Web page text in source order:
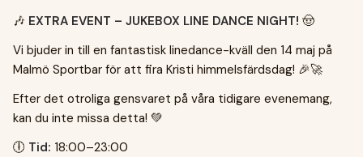
🎶 EXTRA EVENT – JUKEBOX LINE DANCE NIGHT! 🤠
Vi bjuder in till en fantastisk linedance-kväll den 14 maj på
Malmö Sportbar för att fira Kristi himmelsfärdsdag! 🎉🚀
Efter det otroliga gensvaret på våra tidigare evenemang,
kan du inte missa detta! 💚
🕕 Tid: 18:00–23:00